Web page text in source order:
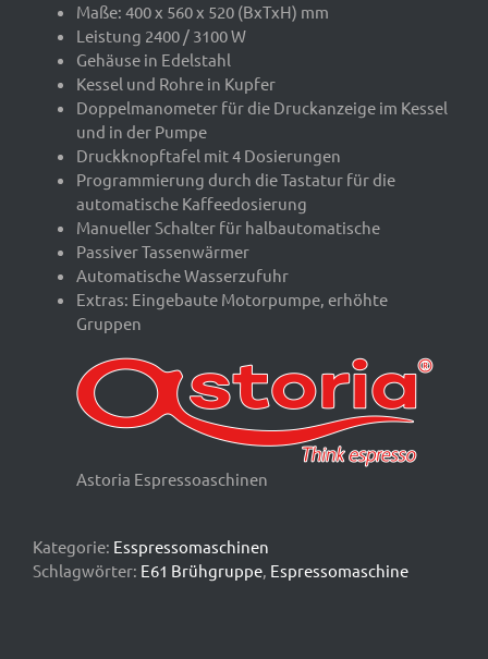
Maße: 400 x 560 x 520 (BxTxH) mm
Leistung 2400 / 3100 W
Gehäuse in Edelstahl
Kessel und Rohre in Kupfer
Doppelmanometer für die Druckanzeige im Kessel
und in der Pumpe
Druckknopftafel mit 4 Dosierungen
Programmierung durch die Tastatur für die
automatische Kaffeedosierung
Manueller Schalter für halbautomatische
Passiver Tassenwärmer
Automatische Wasserzufuhr
Extras: Eingebaute Motorpumpe, erhöhte
Gruppen
Astoria Espressoaschinen
Kategorie: Esspressomaschinen
Schlagwörter: E61 Brühgruppe, Espressomaschine